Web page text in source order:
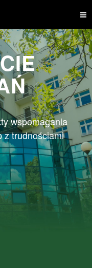
wspomagania
z trudnościami